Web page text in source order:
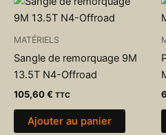
MATÉRIELS
Sangle de remorquage 9M
13.5T N4-Offroad
105,60€ TTC
Ajouter au panier